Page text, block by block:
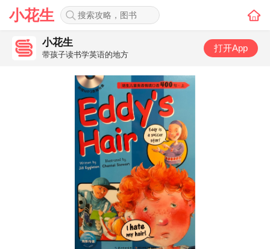
小花生
小花生
带孩子读书学英语的地方
打开App